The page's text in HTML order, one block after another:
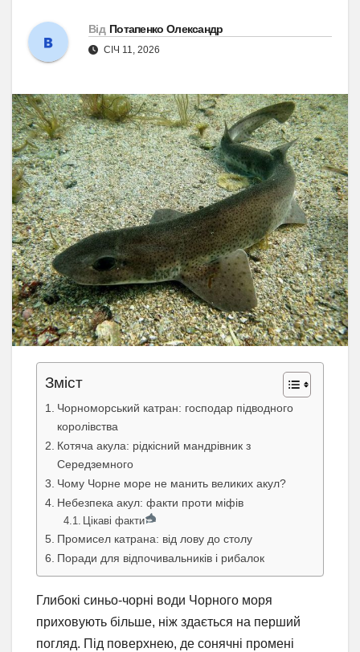
Від Потапенко Олександр
СІЧ 11, 2026
Зміст
Чорноморський катран: господар підводного
королівства
Котяча акула: рідкісний мандрівник з
Середземного
Чому Чорне море не манить великих акул?
Небезпека акул: факти проти міфів
Цікаві факти
Промисел катрана: від лову до столу
Поради для відпочивальників і рибалок
Глибокі синьо-чорні води Чорного моря
приховують більше, ніж здається на перший
погляд. Під поверхнею, де сонячні промені